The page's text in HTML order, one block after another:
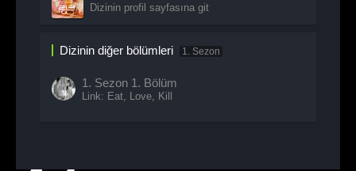
Dizinin profil sayfasına git
Dizinin diğer bölümleri 1. Sezon
1. Sezon 1. Bölüm
Link: Eat, Love, Kill